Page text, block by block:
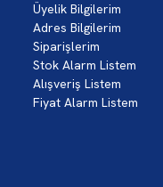
Üyelik Bilgilerim
Adres Bilgilerim
Siparişlerim
Stok Alarm Listem
Alışveriş Listem
Fiyat Alarm Listem